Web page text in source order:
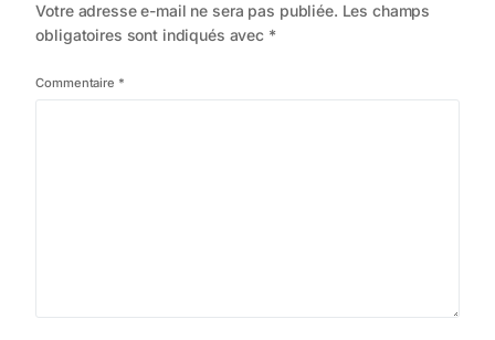
Votre adresse e-mail ne sera pas publiée. Les champs
obligatoires sont indiqués avec *
Commentaire *